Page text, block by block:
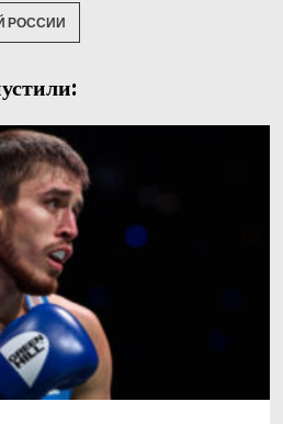
РОССИИ